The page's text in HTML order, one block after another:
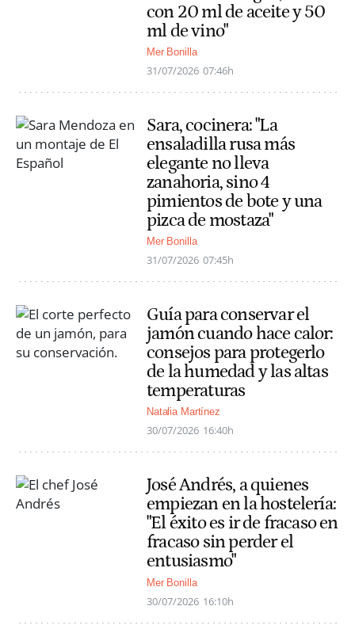
con 20 ml de aceite y 50
ml de vino"
Mer Bonilla
31/07/2026 07:46h
Sara, cocinera: "La
ensaladilla rusa más
elegante no lleva
zanahoria, sino 4
pimientos de bote y una
pizca de mostaza"
Mer Bonilla
31/07/2026 07:45h
Guía para conservar el
jamón cuando hace calor:
consejos para protegerlo
de la humedad y las altas
temperaturas
Natalia Martínez
30/07/2026 16:40h
José Andrés, a quienes
empiezan en la hostelería:
"El éxito es ir de fracaso en
fracaso sin perder el
entusiasmo"
Mer Bonilla
30/07/2026 16:10h